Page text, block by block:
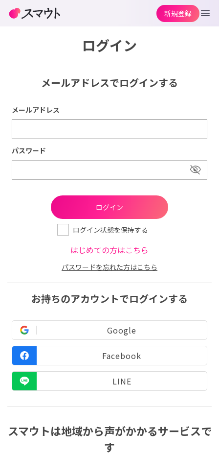
ログイン
メールアドレスでログインする
メールアドレス
パスワード
ログイン状態を保持する
はじめての方はこちら
パスワードを忘れた方はこちら
お持ちのアカウントでログインする
Google
Facebook
LINE
スマウトは地域から声がかかるサービスで
す
新規登録